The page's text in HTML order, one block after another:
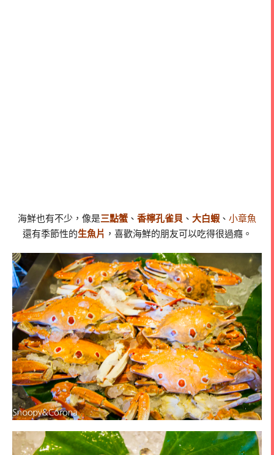
海鮮也有不少，像是三點蟹 、 香檸孔雀貝 、 大白蝦 、 小章魚
還有季節性的生魚片 ，喜歡海鮮的朋友可以吃得很過癮。